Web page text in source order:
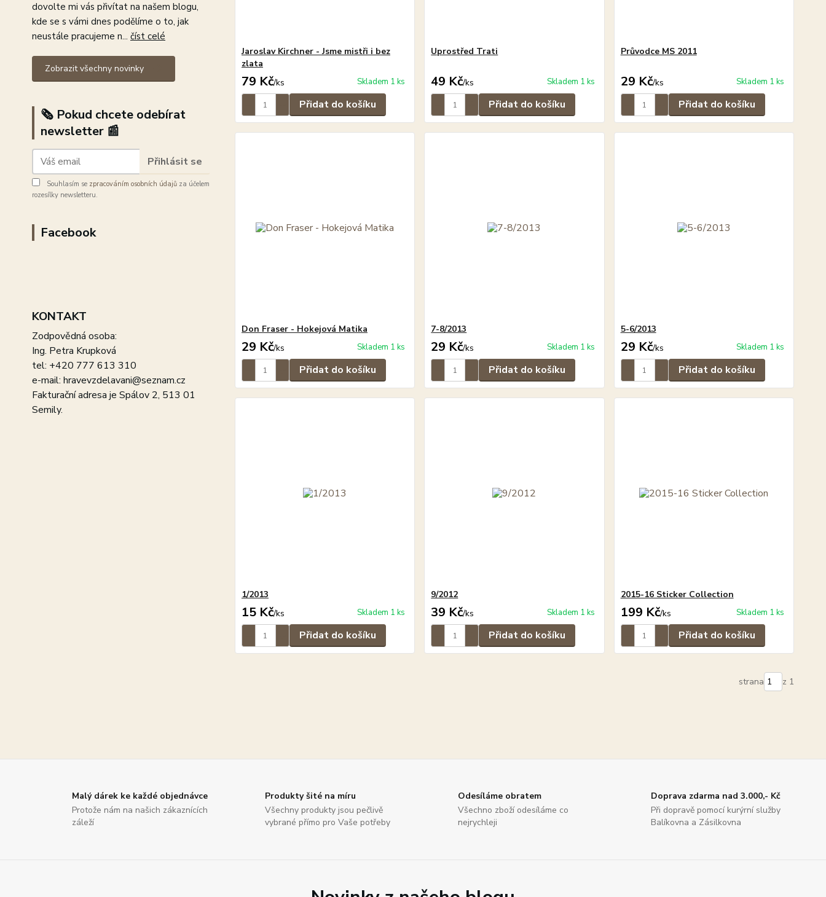
dovolte mi vás přivítat na našem blogu,
kde se s vámi dnes podělíme o to, jak
neustále pracujeme n... číst celé
Zobrazit všechny novinky
🗞️ Pokud chcete odebírat
newsletter 📰
Přihlásit se
Souhlasím se zpracováním osobních údajů za účelem
rozesílky newsletteru.
Facebook
KONTAKT
Zodpovědná osoba:
Ing. Petra Krupková
tel: +420 777 613 310
e-mail: hravevzdelavani@seznam.cz
Fakturační adresa je Spálov 2, 513 01
Semily.
Jaroslav Kirchner - Jsme mistři i bez
zlata
79 Kč/ks Skladem 1 ks
Přidat do košíku
Uprostřed Trati
49 Kč/ks Skladem 1 ks
Přidat do košíku
Průvodce MS 2011
29 Kč/ks Skladem 1 ks
Přidat do košíku
Don Fraser - Hokejová Matika
29 Kč/ks Skladem 1 ks
Přidat do košíku
7-8/2013
29 Kč/ks Skladem 1 ks
Přidat do košíku
5-6/2013
29 Kč/ks Skladem 1 ks
Přidat do košíku
1/2013
15 Kč/ks Skladem 1 ks
Přidat do košíku
9/2012
39 Kč/ks Skladem 1 ks
Přidat do košíku
2015-16 Sticker Collection
199 Kč/ks Skladem 1 ks
Přidat do košíku
strana z 1
Malý dárek ke každé objednávce
Protože nám na našich zákaznících
záleží
Produkty šité na míru
Všechny produkty jsou pečlivě
vybrané přímo pro Vaše potřeby
Odesíláme obratem
Všechno zboží odesíláme co
nejrychleji
Doprava zdarma nad 3.000,- Kč
Při dopravě pomocí kurýrní služby
Balíkovna a Zásilkovna